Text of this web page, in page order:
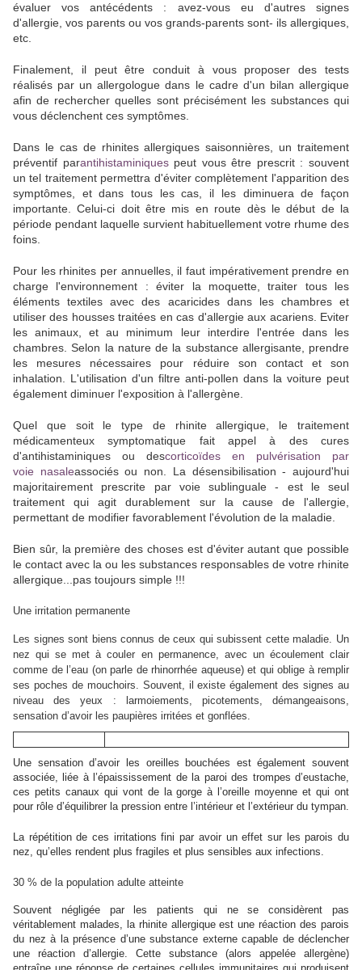
évaluer vos antécédents : avez-vous eu d'autres signes
d'allergie, vos parents ou vos grands-parents sont- ils allergiques,
etc.
Finalement, il peut être conduit à vous proposer des tests
réalisés par un allergologue dans le cadre d'un bilan allergique
afin de rechercher quelles sont précisément les substances qui
vous déclenchent ces symptômes.
Dans le cas de rhinites allergiques saisonnières, un traitement
préventif parantihistaminiquespeut vous être prescrit : souvent
un tel traitement permettra d'éviter complètement l'apparition des
symptômes, et dans tous les cas, il les diminuera de façon
importante. Celui-ci doit être mis en route dès le début de la
période pendant laquelle survient habituellement votre rhume des
foins.
Pour les rhinites per annuelles, il faut impérativement prendre en
charge l'environnement : éviter la moquette, traiter tous les
éléments textiles avec des acaricides dans les chambres et
utiliser des housses traitées en cas d'allergie aux acariens. Eviter
les animaux, et au minimum leur interdire l'entrée dans les
chambres. Selon la nature de la substance allergisante, prendre
les mesures nécessaires pour réduire son contact et son
inhalation. L'utilisation d'un filtre anti-pollen dans la voiture peut
également diminuer l'exposition à l'allergène.
Quel que soit le type de rhinite allergique, le traitement
médicamenteux symptomatique fait appel à des cures
d'antihistaminiques ou descorticoïdes en pulvérisation par
voie nasaleassociés ou non. La désensibilisation - aujourd'hui
majoritairement prescrite par voie sublinguale - est le seul
traitement qui agit durablement sur la cause de l'allergie,
permettant de modifier favorablement l'évolution de la maladie.
Bien sûr, la première des choses est d'éviter autant que possible
le contact avec la ou les substances responsables de votre rhinite
allergique...pas toujours simple !!!
Une irritation permanente
Les signes sont biens connus de ceux qui subissent cette maladie. Un
nez qui se met à couler en permanence, avec un écoulement clair
comme de l’eau (on parle de rhinorrhée aqueuse) et qui oblige à remplir
ses poches de mouchoirs. Souvent, il existe également des signes au
niveau des yeux : larmoiements, picotements, démangeaisons,
sensation d’avoir les paupières irritées et gonflées.
Une sensation d’avoir les oreilles bouchées est également souvent
associée, liée à l’épaississement de la paroi des trompes d’eustache,
ces petits canaux qui vont de la gorge à l’oreille moyenne et qui ont
pour rôle d’équilibrer la pression entre l’intérieur et l’extérieur du tympan.
La répétition de ces irritations fini par avoir un effet sur les parois du
nez, qu’elles rendent plus fragiles et plus sensibles aux infections.
30 % de la population adulte atteinte
Souvent négligée par les patients qui ne se considèrent pas
véritablement malades, la rhinite allergique est une réaction des parois
du nez à la présence d’une substance externe capable de déclencher
une réaction d’allergie. Cette substance (alors appelée allergène)